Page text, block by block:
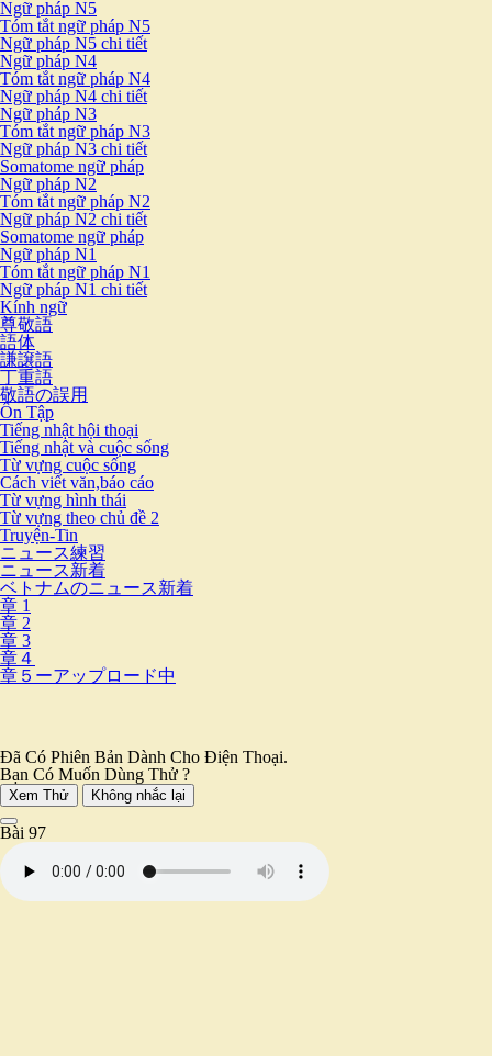
Ngữ pháp N5
Tóm tắt ngữ pháp N5
Ngữ pháp N5 chi tiết
Ngữ pháp N4
Tóm tắt ngữ pháp N4
Ngữ pháp N4 chi tiết
Ngữ pháp N3
Tóm tắt ngữ pháp N3
Ngữ pháp N3 chi tiết
Somatome ngữ pháp
Ngữ pháp N2
Tóm tắt ngữ pháp N2
Ngữ pháp N2 chi tiết
Somatome ngữ pháp
Ngữ pháp N1
Tóm tắt ngữ pháp N1
Ngữ pháp N1 chi tiết
Kính ngữ
尊敬語
語体
謙譲語
丁重語
敬語の誤用
Ôn Tập
Tiếng nhật hội thoại
Tiếng nhật và cuộc sống
Từ vựng cuộc sống
Cách viết văn,báo cáo
Từ vựng hình thái
Từ vựng theo chủ đề 2
Truyện-Tin
ニュース練習
ニュース新着
ベトナムのニュース新着
章 1
章 2
章 3
章４
章５ーアップロード中
Đã Có Phiên Bản Dành Cho Điện Thoại.
Bạn Có Muốn Dùng Thử ?
Xem Thử Không nhắc lại
Bài 97